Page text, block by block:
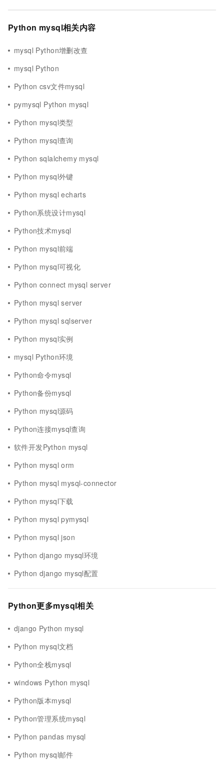
Python mysql相关内容
mysql Python增删改查
mysql Python
Python csv文件mysql
pymysql Python mysql
Python mysql类型
Python mysql查询
Python sqlalchemy mysql
Python mysql外键
Python mysql echarts
Python系统设计mysql
Python技术mysql
Python mysql前端
Python mysql可视化
Python connect mysql server
Python mysql server
Python mysql sqlserver
Python mysql实例
mysql Python环境
Python命令mysql
Python备份mysql
Python mysql源码
Python连接mysql查询
软件开发Python mysql
Python mysql orm
Python mysql mysql-connector
Python mysql下载
Python mysql pymysql
Python mysql json
Python django mysql环境
Python django mysql配置
Python更多mysql相关
django Python mysql
Python mysql文档
Python全栈mysql
windows Python mysql
Python版本mysql
Python管理系统mysql
Python pandas mysql
Python mysql邮件